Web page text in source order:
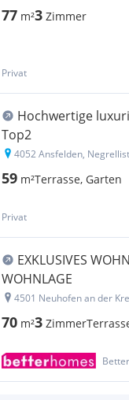
77 m²3 Zimmer
Privat
Hochwertige
Top2
4052 Ansfelden,
59 m²Terrasse, Garten
Privat
EXKLUSIVES
WOHNLAGE
4501 Neuhofen an der
70 m²3 Zimmer